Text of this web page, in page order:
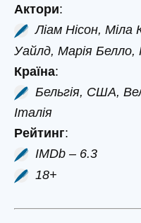
Актори:
Ліам Нісон, Міла
Уайлд, Марія Белло,
Країна:
Бельгія, США,
Італія
Рейтинг:
IMDb – 6.3
18+